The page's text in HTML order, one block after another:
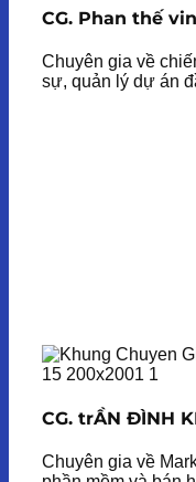
CG. Phan thế
Chuyên gia về
sự, quản lý dự án
CG. trẦN ĐÌNH
Chuyên gia về